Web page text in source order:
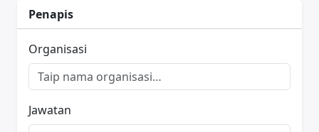
Penapis
Organisasi
Jawatan